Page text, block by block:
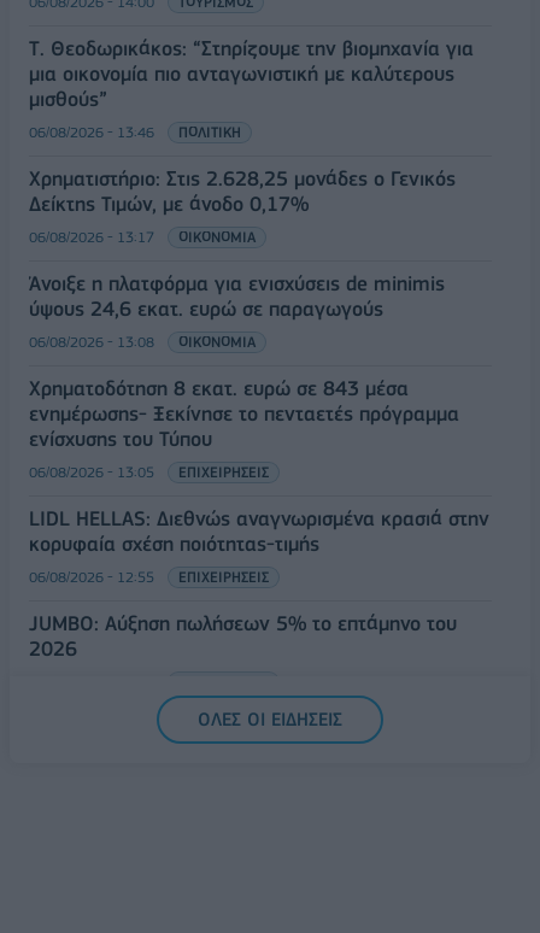
Τ. Θεοδωρικάκος: “Στηρίζουμε την βιομηχανία για
μια οικονομία πιο ανταγωνιστική με καλύτερους
μισθούς”
06/08/2026 - 13:46 ΠΟΛΙΤΙΚΗ
Χρηματιστήριο: Στις 2.628,25 μονάδες ο Γενικός
Δείκτης Τιμών, με άνοδο 0,17%
06/08/2026 - 13:17 ΟΙΚΟΝΟΜΙΑ
Άνοιξε η πλατφόρμα για ενισχύσεις de minimis
ύψους 24,6 εκατ. ευρώ σε παραγωγούς
06/08/2026 - 13:08 ΟΙΚΟΝΟΜΙΑ
Χρηματοδότηση 8 εκατ. ευρώ σε 843 μέσα
ενημέρωσης- Ξεκίνησε το πενταετές πρόγραμμα
ενίσχυσης του Τύπου
06/08/2026 - 13:05 ΕΠΙΧΕΙΡΗΣΕΙΣ
LIDL HELLAS: Διεθνώς αναγνωρισμένα κρασιά στην
κορυφαία σχέση ποιότητας-τιμής
06/08/2026 - 12:55 ΕΠΙΧΕΙΡΗΣΕΙΣ
JUMBO: Αύξηση πωλήσεων 5% το επτάμηνο του
2026
ΟΛΕΣ ΟΙ ΕΙΔΗΣΕΙΣ